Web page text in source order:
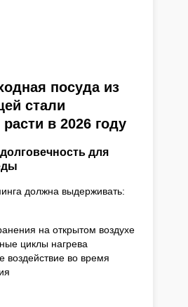
посуда из
стали
в 2026 году
для
должна выдерживать:
на открытом воздухе
циклы нагрева
воздействие во время